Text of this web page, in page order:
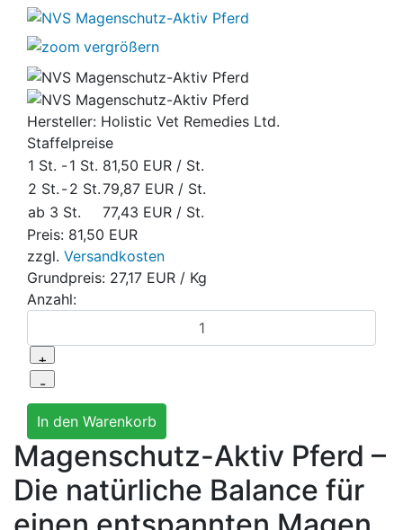
vergrößern
Hersteller: Holistic Vet Remedies Ltd.
Staffelpreise
1 St. -1 St. 81,50 EUR / St.
2 St. -2 St.79,87 EUR / St.
ab 3 St.
77,43 EUR / St.
Preis: 81,50 EUR
zzgl. Versandkosten
Grundpreis: 27,17 EUR / Kg
Anzahl:
Magenschutz-Aktiv Pferd –
Die natürliche Balance für